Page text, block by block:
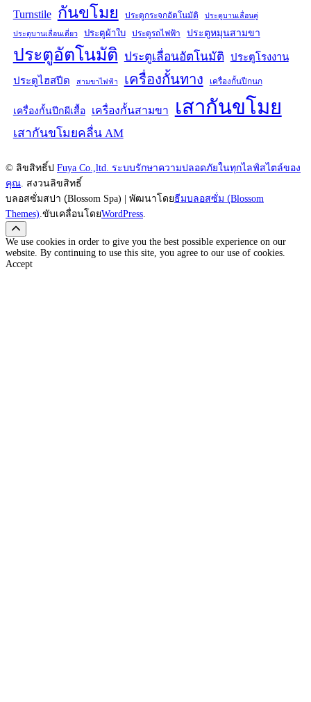
Turnstile กันขโมย ประตูกระจกอัตโนมัติ ประตูบานเลื่อนคู่
ประตูบานเลื่อนเดี่ยว ประตูผ้าใบ ประตูรถไฟฟ้า ประตูหมุนสามขา
ประตูอัตโนมัติ ประตูเลื่อนอัตโนมัติ ประตูโรงงาน
ประตูไฮสปีด สามขาไฟฟ้า เครื่องกั้นทาง เครื่องกั้นปีกนก
เครื่องกั้นปีกผีเสื้อ เครื่องกั้นสามขา เสากันขโมย
เสากันขโมยคลื่น AM
© ลิขสิทธิ์ป Fuya Co.,ltd. ระบบรักษาความปลอดภัยในทุกไลฟ์สไตล์ของ
คุณ . สงวนลิขสิทธิ์
บลอสซั่มสปา (ฺBlossom Spa) | พัฒนาโดยธีมบลอสซั่ม (ฺBlossom
Themes) .ขับเคลื่อนโดยWordPress
We use cookies in order to give you the best possible experience on our
website. By continuing to use this site, you agree to our use of cookies.
Accept